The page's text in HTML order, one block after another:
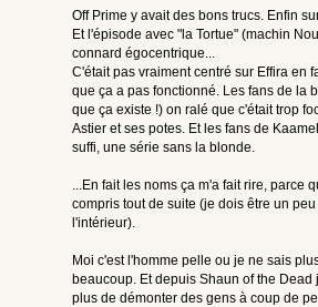
Off Prime y avait des bons trucs. Enfin
Et l'épisode avec "la Tortue" (machin
connard égocentrique...
C'était pas vraiment centré sur Effira en
que ça a pas fonctionné. Les fans de la
que ça existe !) on ralé que c'était trop
Astier et ses potes. Et les fans de
suffi, une série sans la blonde.
...En fait les noms ça m'a fait rire, parce
compris tout de suite (je dois être un
l'intérieur).
Moi c'est l'homme pelle ou je ne sais
beaucoup. Et depuis Shaun of the Dead
plus de démonter des gens à coup de